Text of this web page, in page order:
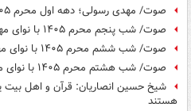
صوت/ مهدی رسولی؛ دهه اول محرم ۱۴۰۵
صوت/ شب پنجم محرم ۱۴۰۵ با نوای مهدی رسولی
صوت/ شب ششم محرم ۱۴۰۵ با نوای مهدی رسولی
صوت/ شب هشتم محرم ۱۴۰۵ با نوای مهدی رسولی
شیخ حسین انصاریان: قرآن و اهل
هستند